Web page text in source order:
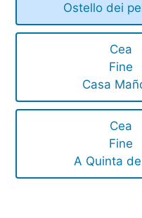
Ostello dei
Cea
Fine
Casa
Cea
Fine
A Quinta